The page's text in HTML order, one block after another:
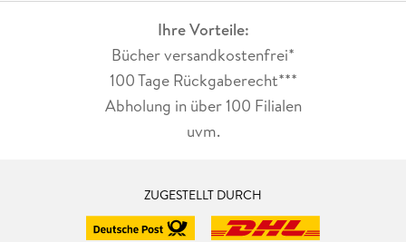
Ihre Vorteile:
Bücher versandkostenfrei*
100 Tage Rückgaberecht***
Abholung in über 100 Filialen
uvm.
ZUGESTELLT DURCH